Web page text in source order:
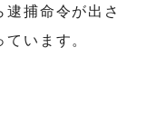
捕命令が出さ
います。